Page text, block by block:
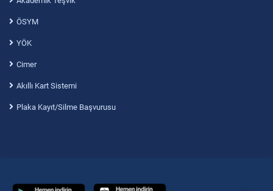
ÖSYM
YÖK
Cimer
Akıllı Kart Sistemi
Plaka Kayıt/Silme Başvurusu